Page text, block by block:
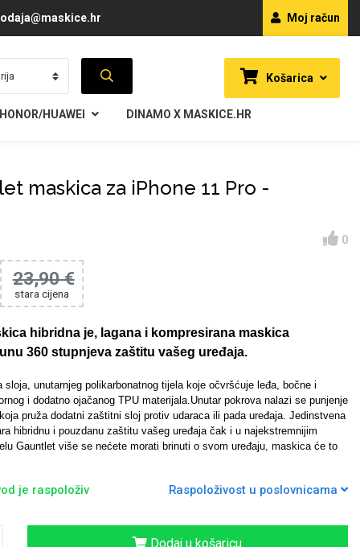
Moj račun
Košarica
HUAWEI DINAMO X MASKICE.HR
maskica za iPhone 11 Pro -
0
23,90 €
stara cijena
hibridna je, lagana i kompresirana maskica
360 stupnjeva zaštitu vašeg uređaja.
unutarnjeg polikarbonatnog tijela koje očvršćuje leđa, bočne i
i dodatno ojačanog TPU materijala.Unutar pokrova nalazi se punjenje
pruža dodatni zaštitni sloj protiv udaraca ili pada uređaja. Jedinstvena
hibridnu i pouzdanu zaštitu vašeg uređaja čak i u najekstremnijim
Gauntlet više se nećete morati brinuti o svom uređaju, maskica će to
je raspoloživ Raspoloživost u poslovnicama
Dodaj u košaricu